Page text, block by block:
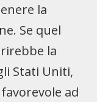
la
Se quel
la
Stati Uniti,
ad